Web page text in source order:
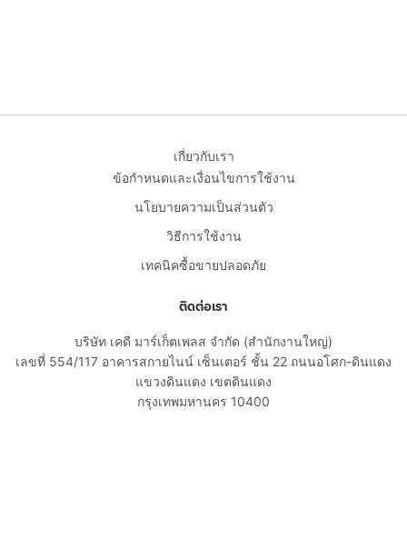
เกี่ยวกับเรา
ข้อกำหนดและเงื่อนไขการใช้งาน
นโยบายความเป็นส่วนตัว
วิธีการใช้งาน
เทคนิคซื้อขายปลอดภัย
ติดต่อเรา
บริษัท เคดี มาร์เก็ตเพลส จำกัด (สำนักงานใหญ่)
เลขที่ 554/117 อาคารสกายไนน์ เซ็นเตอร์ ชั้น 22 ถนนอโศก-ดินแดง
แขวงดินแดง เขตดินแดง
กรุงเทพมหานคร 10400